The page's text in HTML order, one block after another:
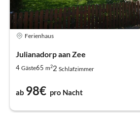
Ferienhaus
Julianadorp aan Zee
4 Gäste65 m22 Schlafzimmer
ab 98€ pro Nacht